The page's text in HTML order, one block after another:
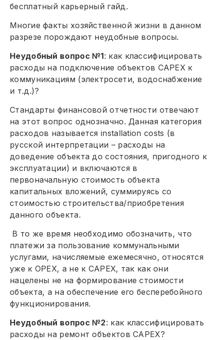
бесплатный карьерный гайд.
Многие факты хозяйственной жизни в данном
разрезе порождают неудобные вопросы.
Неудобный вопрос №1: как классифицировать
расходы на подключение объектов САРЕХ к
коммуникациям (электросети, водоснабжение
и т.д.)?
Стандарты финансовой отчетности отвечают
на этот вопрос однозначно. Данная категория
расходов называется installation costs (в
русской интерпретации – расходы на
доведение объекта до состояния, пригодного к
эксплуатации) и включаются в
первоначальную стоимость объекта
капитальных вложений, суммируясь со
стоимостью строительства/приобретения
данного объекта.
В то же время необходимо обозначить, что
платежи за пользование коммунальными
услугами, начисляемые ежемесячно, относятся
уже к ОРЕХ, а не к САРЕХ, так как они
нацелены не на формирование стоимости
объекта, а на обеспечение его бесперебойного
функционирования.
Неудобный вопрос №2: как классифицировать
расходы на ремонт объектов САРЕХ?